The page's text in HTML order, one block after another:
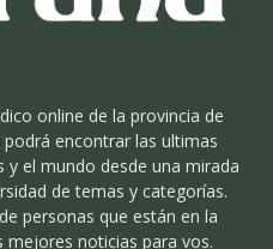
online de la provincia de
encontrar las ultimas
y el mundo desde una mirada
de temas y categorías.
personas que están en la
mejores noticias para vos.